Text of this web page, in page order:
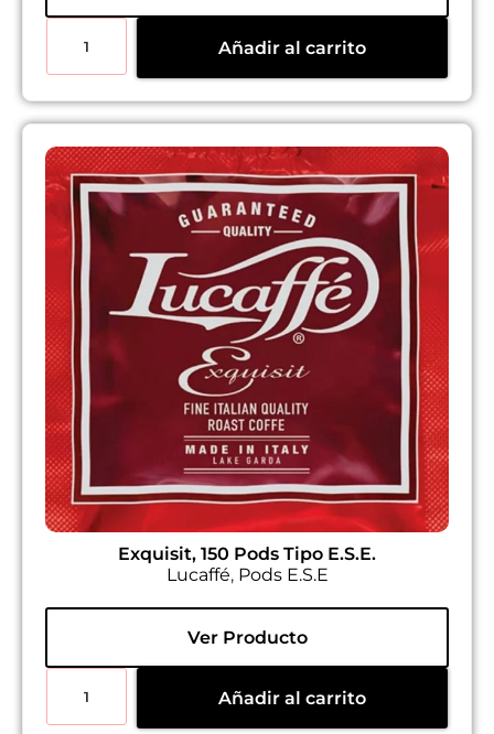
Añadir al carrito
Exquisit, 150 Pods Tipo E.S.E.
Lucaffé, Pods E.S.E
Ver Producto
Añadir al carrito